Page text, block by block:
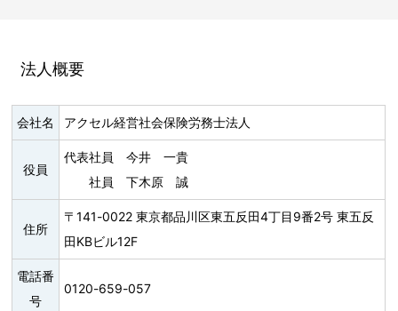
法人概要
会社名 アクセル経営社会保険労務士法人
役員
代表社員 今井 一貴
社員 下木原 誠
住所
〒141-0022 東京都品川区東五反田4丁目9番2号 東五反
田KBビル12F
電話番
号
0120-659-057